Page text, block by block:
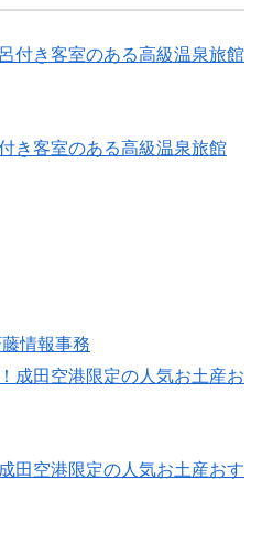
き客室のある高級温泉旅館
情報事務
田空港限定の人気お土産おす